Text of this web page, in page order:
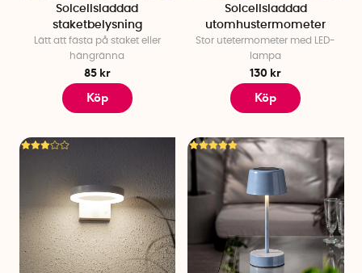
tänds lampan automatiskt med hjälp av den lagrade energin.
Detta gör solcellsbelysning energieffektiv och enkel att
använda utan behov av elanslutning.
Måste solceller ha direkt solljus?
För att solcellspanelen ska ladda är det bra om den får direkt
solljus under majoriteten av dagen. Tänk på att inte placera
skugga.
Kan man ha solcellslampa inomhus?
Ladda upp vårsolcellslampa Little Sun
i solljus men efteråt
kan den användas både inne-och utomhus. En perfekt
lampa att använda somnattbelysning i hemmet men även
att ta med på resan. Förutom att lampan är smidig att ta
Solcellsladdad
staketbelysning
Lätt att fästa på staket eller
hängränna
85 kr
Köp
Solcellsladdad
utomhustermometer
Stor utetermometer med LED-
lampa
130 kr
Köp